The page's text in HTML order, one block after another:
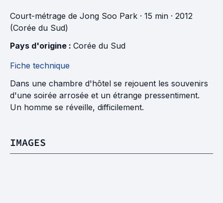
Court-métrage de Jong Soo Park · 15 min · 2012
(Corée du Sud)
Pays d'origine : Corée du Sud
Fiche technique
Dans une chambre d'hôtel se rejouent les souvenirs
d'une soirée arrosée et un étrange pressentiment.
Un homme se réveille, difficilement.
IMAGES